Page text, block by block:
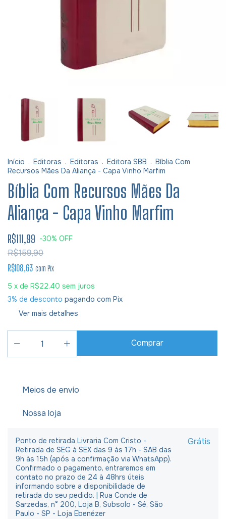
Início . Editoras . Editoras . Editora SBB . Bíblia Com
Recursos Mães Da Aliança - Capa Vinho Marfim
Bíblia Com Recursos Mães Da
Aliança - Capa Vinho Marfim
R$111,99 -30% OFF
R$159,90
R$108,63 com Pix
5 x de R$22,40 sem juros
3% de desconto pagando com Pix
Ver mais detalhes
Meios de envio
Nossa loja
Ponto de retirada Livraria Com Cristo -
Retirada de SEG à SEX das 9 às 17h - SAB das
9h às 15h (após a confirmação via WhatsApp).
Confirmado o pagamento, entraremos em
contato no prazo de 24 à 48hrs úteis
informando sobre a disponibilidade de
retirada do seu pedido. | Rua Conde de
Sarzedas, n° 200, Loja B, Subsolo - Sé, São
Paulo - SP - Loja Ebenézer
Grátis